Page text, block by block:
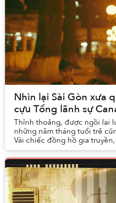
Nhìn lại Sài Gòn xưa
cựu Tổng lãnh sự
Thỉnh thoảng, được ngồi lại
những năm tháng tuổi trẻ
Vài chiếc đồng hồ gia
tay người, những xấp ảnh